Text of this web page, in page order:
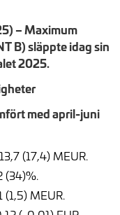
– Maximum
B) släppte idag sin
2025.
med april-juni
(17,4) MEUR.
(34)%.
MEUR.